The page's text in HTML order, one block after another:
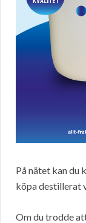
På nätet kan du
köpa destillerat
Om du trodde